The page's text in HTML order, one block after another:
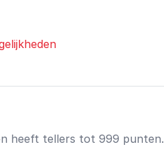
heeft tellers tot 999 punten.